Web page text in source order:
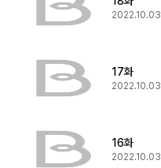
2022.10.03
17화
2022.10.03
16화
2022.10.03